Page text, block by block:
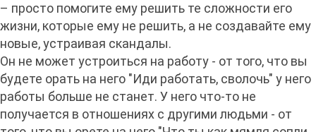
– просто помогите ему решить те сложности его
жизни, которые ему не решить, а не создавайте ему
новые, устраивая скандалы.
Он не может устроиться на работу - от того, что вы
будете орать на него "Иди работать, сволочь" у него
работы больше не станет. У него что-то не
получается в отношениях с другими людьми - от